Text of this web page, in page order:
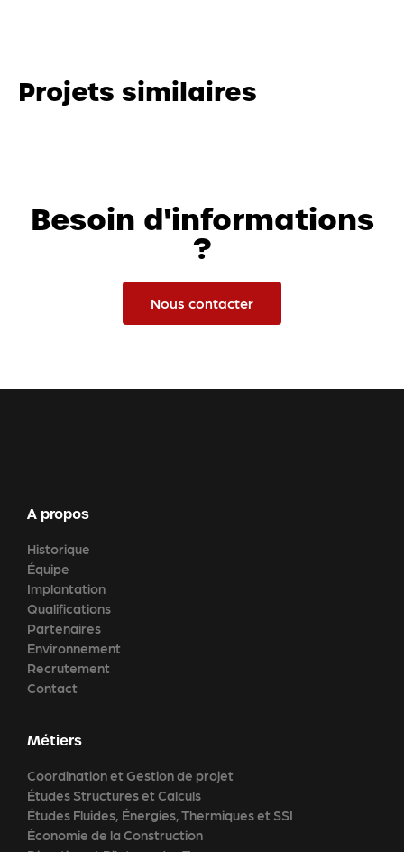
Projets similaires
Besoin d'informations
?
Nous contacter
A propos
Historique
Équipe
Implantation
Qualifications
Partenaires
Environnement
Recrutement
Contact
Métiers
Coordination et Gestion de projet
Études Structures et Calculs
Études Fluides, Énergies, Thermiques et SSI
Économie de la Construction